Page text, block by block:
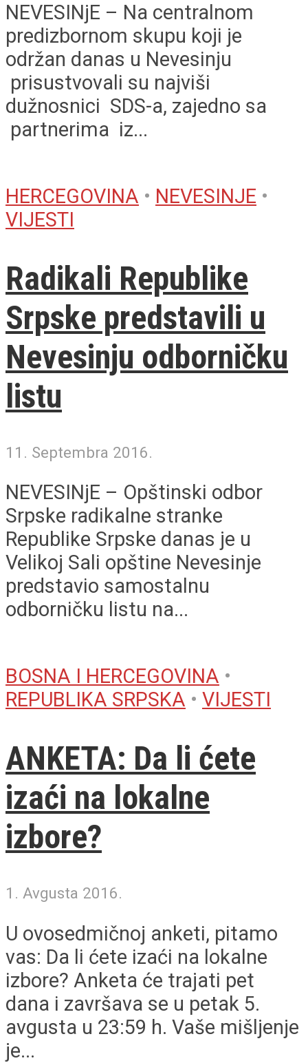
NEVESINjE – Na centralnom
predizbornom skupu koji je
održan danas u Nevesinju
prisustvovali su najviši
dužnosnici SDS-a, zajedno sa
partnerima iz...
HERCEGOVINA • NEVESINJE •
VIJESTI
Radikali Republike
Srpske predstavili u
Nevesinju odborničku
listu
11. Septembra 2016.
NEVESINjE – Opštinski odbor
Srpske radikalne stranke
Republike Srpske danas je u
Velikoj Sali opštine Nevesinje
predstavio samostalnu
odborničku listu na...
BOSNA I HERCEGOVINA •
REPUBLIKA SRPSKA • VIJESTI
ANKETA: Da li ćete
izaći na lokalne
izbore?
1. Avgusta 2016.
U ovosedmičnoj anketi, pitamo
vas: Da li ćete izaći na lokalne
izbore? Anketa će trajati pet
dana i završava se u petak 5.
avgusta u 23:59 h. Vaše mišljenje
je...